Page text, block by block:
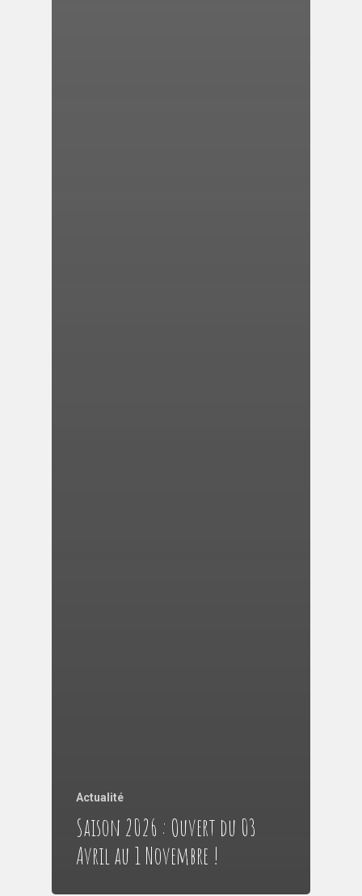
Actualité
Saison 2026 : Ouvert du 03
Avril au 1 Novembre !